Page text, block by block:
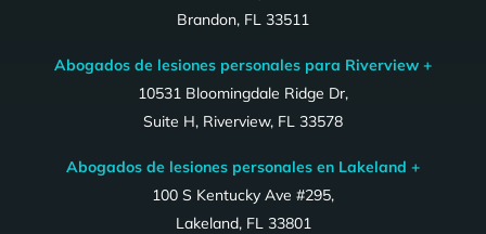
Brandon, FL 33511
Abogados de lesiones personales para Riverview +
10531 Bloomingdale Ridge Dr,
Suite H, Riverview, FL 33578
Abogados de lesiones personales en Lakeland +
100 S Kentucky Ave #295,
Lakeland, FL 33801